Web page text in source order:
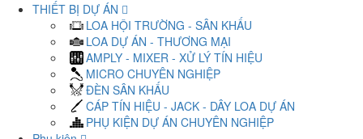
THIẾT BỊ DỰ ÁN
LOA HỘI TRƯỜNG - SÂN KHẤU
LOA DỰ ÁN - THƯƠNG MẠI
AMPLY - MIXER - XỬ LÝ TÍN HIỆU
MICRO CHUYÊN NGHIỆP
ĐÈN SÂN KHẤU
CÁP TÍN HIỆU - JACK - DÂY LOA DỰ ÁN
PHỤ KIỆN DỰ ÁN CHUYÊN NGHIỆP